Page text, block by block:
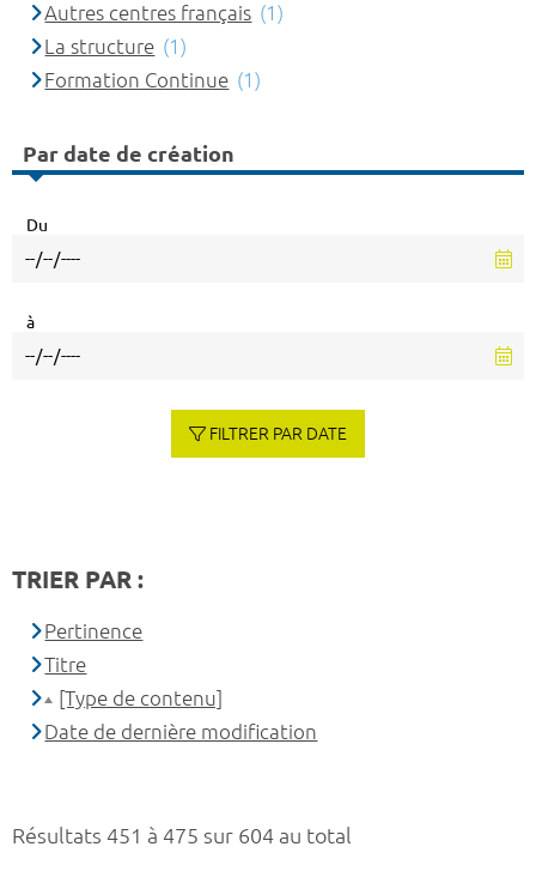
Résultats 451 à 475 sur 604 au total
Autres centres français (1)
La structure (1)
Formation Continue (1)
Par date de création
Du
à
FILTRER PAR DATE
TRIER PAR :
Pertinence
Titre
[Type de contenu]
Date de dernière modification